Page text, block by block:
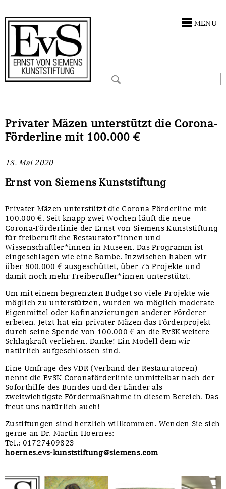
MENU
Privater Mäzen unterstützt die Corona-
Förderline mit 100.000 €
18. Mai 2020
Ernst von Siemens Kunststiftung
Privater Mäzen unterstützt die Corona-Förderline mit
100.000 €. Seit knapp zwei Wochen läuft die neue
Corona-Förderlinie der Ernst von Siemens Kunststiftung
für freiberufliche Restaurator*innen und
Wissenschaftler*innen in Museen. Das Programm ist
eingeschlagen wie eine Bombe. Inzwischen haben wir
über 800.000 € ausgeschüttet, über 75 Projekte und
damit noch mehr Freiberufler*innen unterstützt.
Um mit einem begrenzten Budget so viele Projekte wie
möglich zu unterstützen, wurden wo möglich moderate
Eigenmittel oder Kofinanzierungen anderer Förderer
erbeten. Jetzt hat ein privater Mäzen das Förderprojekt
durch seine Spende von 100.000 € an die EvSK weitere
Schlagkraft verliehen. Danke! Ein Modell dem wir
natürlich aufgeschlossen sind.
Eine Umfrage des VDR (Verband der Restauratoren)
nennt die EvSK-Coronaförderlinie unmittelbar nach der
Soforthilfe des Bundes und der Länder als
zweitwichtigste Fördermaßnahme in diesem Bereich. Das
freut uns natürlich auch!
Zustiftungen sind herzlich willkommen. Wenden Sie sich
gerne an Dr. Martin Hoernes:
Tel.: 01727409823
hoernes.evs-kunststiftung@siemens.com
Kunstwerke
Restaurierungen
Werkverzeichnisse
UKRAINE-Förderlinie
Zwischenfinanzierung
Sonstiges
Ankauf
Restaurierungen
Werkverzeichnisse
UKRAINE-Förderlinie